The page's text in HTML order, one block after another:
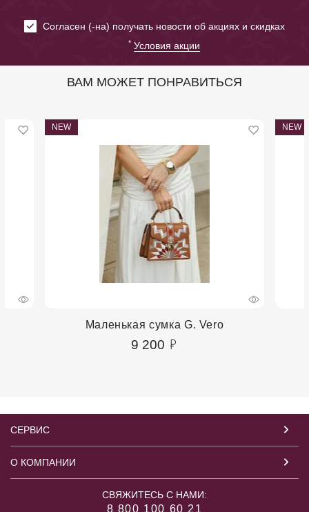
Cогласен (-на) получать новости об акциях и скидках
* Условия акции
ВАМ МОЖЕТ ПОНРАВИТЬСЯ
NEW
Маленькая сумка G. Vero
9 200
NEW
СЕРВИС
О КОМПАНИИ
СВЯЖИТЕСЬ С НАМИ:
8 800 100 60 21